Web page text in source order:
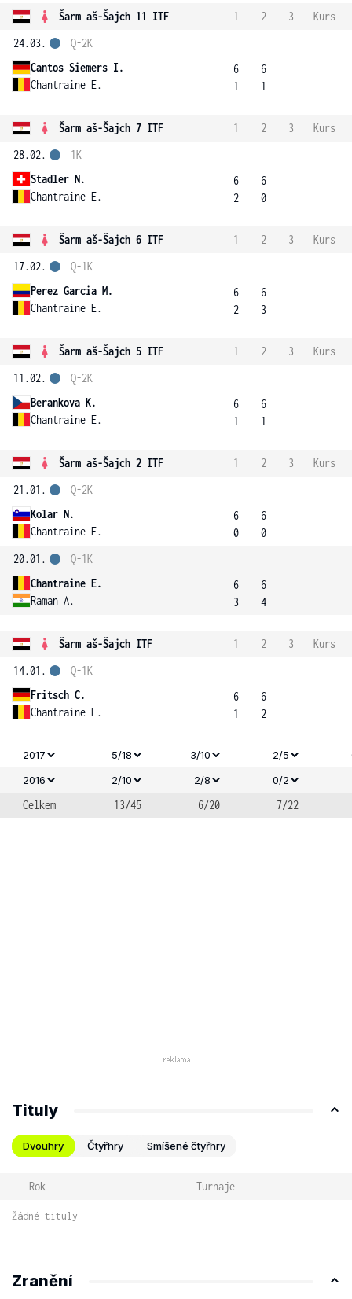
Šarm aš-Šajch 11 ITF 1 2 3
Kurs
24.03.
Cantos Siemers I.
Chantraine E.
Q-2K
6
1
6
1
Šarm aš-Šajch 7 ITF 1 2 3
Kurs
28.02.
Stadler N.
Chantraine E.
1K
6
2
6
0
Šarm aš-Šajch 6 ITF 1 2 3
Kurs
17.02.
Perez Garcia M.
Chantraine E.
Q-1K
6
2
6
3
Šarm aš-Šajch 5 ITF 1 2 3
Kurs
11.02.
Berankova K.
Chantraine E.
Q-2K
6
1
6
1
Šarm aš-Šajch 2 ITF 1 2 3
Kurs
21.01.
Kolar N.
Chantraine E.
Q-2K
6
0
6
0
20.01.
Chantraine E.
Raman A.
Q-1K
6
3
6
4
Šarm aš-Šajch ITF 1 2 3
Kurs
14.01.
Fritsch C.
Chantraine E.
Q-1K
6
1
6
2
2017 5/18 3/10 2/5
2016
2/10 2/8 0/2
Celkem 13/45 6/20 7/22
Tituly
Dvouhry Čtyřhry Smíšené čtyřhry
Rok Turnaje
Žádné tituly
Zranění